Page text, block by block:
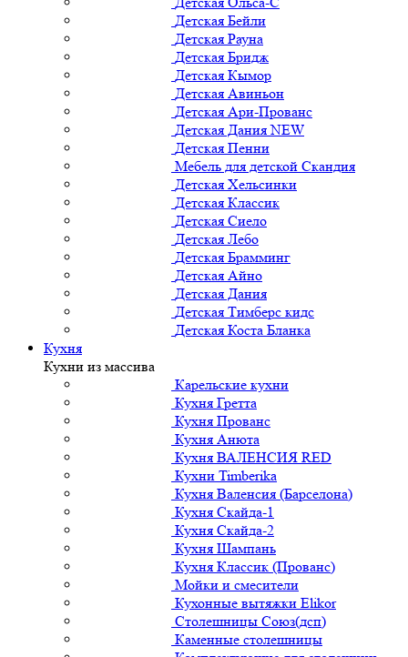
Детская Бейли
Детская Рауна
Детская Бридж
Детская Кымор
Детская Авиньон
Детская Ари-Прованс
Детская Дания NEW
Детская Пенни
Мебель для детской Скандия
Детская Хельсинки
Детская Классик
Детская Сиело
Детская Лебо
Детская Брамминг
Детская Айно
Детская Дания
Детская Тимберс кидс
Детская Коста Бланка
Кухня
Кухни из массива
Карельские кухни
Кухня Гретта
Кухня Прованс
Кухня Анюта
Кухня ВАЛЕНСИЯ RED
Кухни Timberika
Кухня Валенсия (Барселона)
Кухня Скайда-1
Кухня Скайда-2
Кухня Шампань
Кухня Классик (Прованс)
Мойки и смесители
Кухонные вытяжки Elikor
Столешницы Союз(дсп)
Каменные столешницы